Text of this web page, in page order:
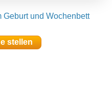
Geburt und Wochenbett
stellen